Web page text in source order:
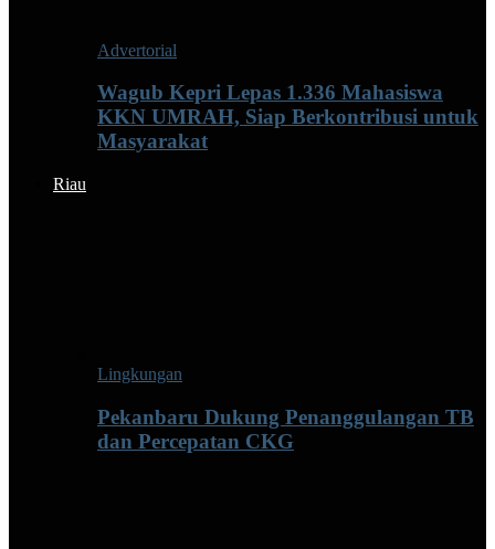
Advertorial
Wagub Kepri Lepas 1.336 Mahasiswa
KKN UMRAH, Siap Berkontribusi untuk
Masyarakat
Riau
Lingkungan
Pekanbaru Dukung Penanggulangan TB
dan Percepatan CKG